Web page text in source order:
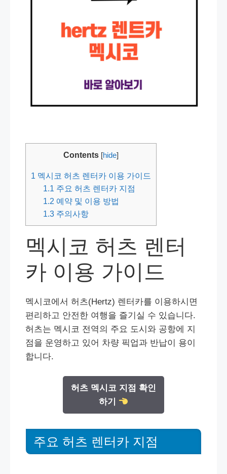
Contents [hide]
1 멕시코 허츠 렌터카 이용 가이드
1.1 주요 허츠 렌터카 지점
1.2 예약 및 이용 방법
1.3 주의사항
멕시코 허츠 렌터
카 이용 가이드
멕시코에서 허츠(Hertz) 렌터카를 이용하시면
편리하고 안전한 여행을 즐기실 수 있습니다.
허츠는 멕시코 전역의 주요 도시와 공항에 지
점을 운영하고 있어 차량 픽업과 반납이 용이
합니다.
허츠 멕시코 지점 확인
하기
주요 허츠 렌터카 지점